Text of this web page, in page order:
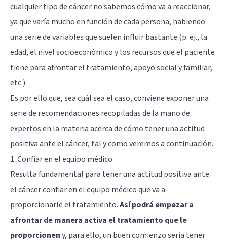
cualquier tipo de cáncer no sabemos cómo va a reaccionar,
ya que varía mucho en función de cada persona, habiendo
una serie de variables que suelen influir bastante (p. ej., la
edad, el nivel socioeconómico y los recursos que el paciente
tiene para afrontar el tratamiento, apoyo social y familiar,
etc.).
Es por ello que, sea cuál sea el caso, conviene exponer una
serie de recomendaciones recopiladas de la mano de
expertos en la materia acerca de cómo tener una actitud
positiva ante el cáncer, tal y como veremos a continuación.
1. Confiar en el equipo médico
Resulta fundamental para tener una actitud positiva ante
el cáncer confiar en el equipo médico que va a
proporcionarle el tratamiento.Así podrá empezar a
afrontar de manera activa el tratamiento que le
proporcioneny, para ello, un buen comienzo sería tener